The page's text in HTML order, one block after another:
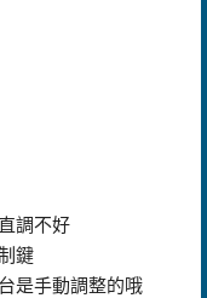
調不好
鍵
是手動調整的哦